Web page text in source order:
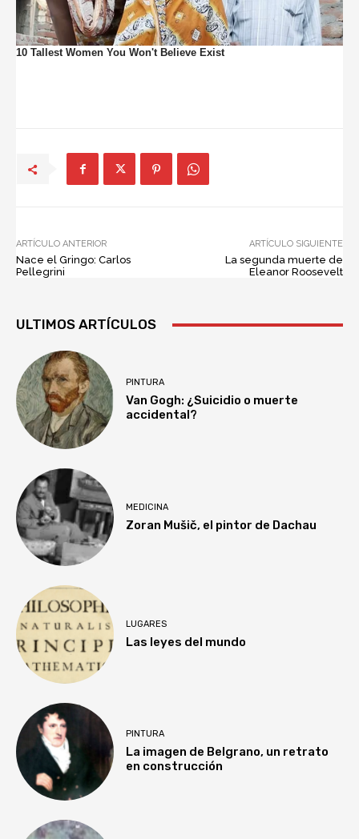
ARTÍCULO ANTERIOR
Nace el Gringo: Carlos
Pellegrini
ARTÍCULO SIGUIENTE
La segunda muerte de
Eleanor Roosevelt
ULTIMOS ARTÍCULOS
PINTURA
Van Gogh: ¿Suicidio o muerte
accidental?
MEDICINA
Zoran Mušič, el pintor de Dachau
LUGARES
Las leyes del mundo
PINTURA
La imagen de Belgrano, un retrato
en construcción